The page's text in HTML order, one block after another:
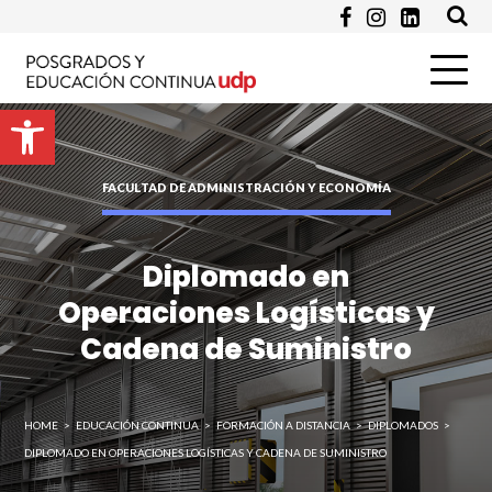
Abrir barra de herramientas
Programa de Interés *
Pregunta
Enviar
FACULTAD DE ADMINISTRACIÓN Y ECONOMÍA
Diplomado en
Operaciones Logísticas y
Cadena de Suministro
HOME > EDUCACIÓN CONTINUA > FORMACIÓN A DISTANCIA > DIPLOMADOS >
DIPLOMADO EN OPERACIONES LOGÍSTICAS Y CADENA DE SUMINISTRO